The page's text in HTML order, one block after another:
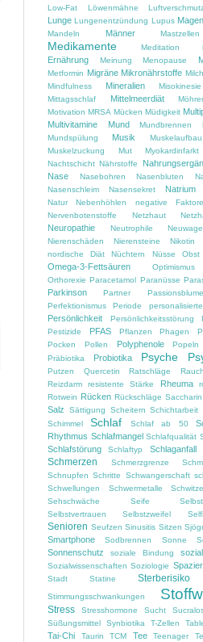
Low-Fat
Löwenmähne
Lunge Lungenentzündung Lupus Magen
Mandeln
Männer Mastzellen
Medikamente Meditation
Ernährung
Meinung Menopause
Metformin Migräne Mikronährstoffe Milch
Mindfulness
Mineralien Misokinesie
Mittagsschlaf
Mittelmeerdiät
Motivation MRSA Mücken Müdigkeit
Multivitamine
Mund Mundbrennen
Mundspülung
Musik Muskelaufbau
Muskelzuckung Mut Myokardinfarkt
Nachtschicht Nährstoffe
Nase Nasebohren Nasenbluten
Nasenschleim
Nasensekret Natrium
Natur
Nebenhöhlen negative
Nervenbotenstoffe Netzhaut
Neuropathie Neutrophile
Nierenschäden Nierensteine Nikotin
nordische Diät
Nüchtern Nüsse Obst
Omega-3-Fettsäuren Optimismus
Orthorexie Paracetamol Paranüsse
Parkinson Partner Passionsblume
Perfektionismus
Periode
Persönlichkeit Persönlichkeitsstörung
Pestizide
PFAS Pflanzen Phagen
Pocken Pollen Polyphenole Popeln
Präbiotika
Probiotika Psyche
Putzen Quercetin Ratschläge
Reizdarm
resistente Stärke Rheuma
Rotwein Rücken Rückschläge Saccharin
Salz Sättigung Scheitern Schichtarbeit
Schimmel Schlaf Schlaf ab 50
Rhythmus Schlafmangel Schlafqualität
Schlafstörung Schlaftyp Schlaganfall
Schmerzen Schmerzgrenze
Schnupfen Schritte Schwangerschaft
Schwellungen
Schwermetalle
Sehschwäche
Seife
Selbstvertrauen
Selbstzweifel
Senioren Seufzen Sinusitis Sitzen
Smartphone Sodbrennen Sonne
Sonnenschutz soziale Bindung
Sozialwissenschaften Soziologie
Stadt Statine Sterberisiko
Stimmungsschwankungen
Stress Stresshormone Sucht
Süßungsmittel Synbiotika T-Zellen
Tai-Chi Taurin TCM Tee Teenager